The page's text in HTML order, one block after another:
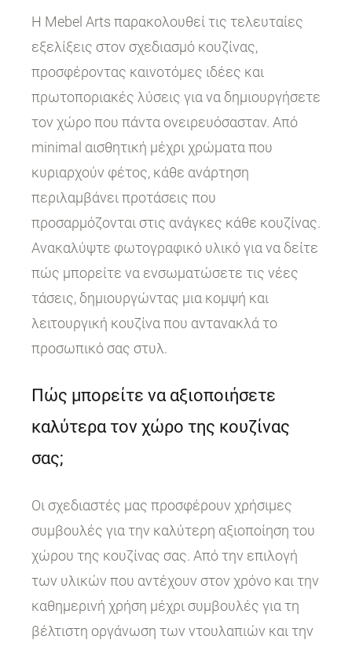
Η Mebel Arts παρακολουθεί τις τελευταίες
εξελίξεις στον σχεδιασμό κουζίνας,
προσφέροντας καινοτόμες ιδέες και
πρωτοποριακές λύσεις για να δημιουργήσετε
τον χώρο που πάντα ονειρευόσασταν. Από
minimal αισθητική μέχρι χρώματα που
κυριαρχούν φέτος, κάθε ανάρτηση
περιλαμβάνει προτάσεις που
προσαρμόζονται στις ανάγκες κάθε κουζίνας.
Ανακαλύψτε φωτογραφικό υλικό για να δείτε
πώς μπορείτε να ενσωματώσετε τις νέες
τάσεις, δημιουργώντας μια κομψή και
λειτουργική κουζίνα που αντανακλά το
προσωπικό σας στυλ.
Πώς μπορείτε να αξιοποιήσετε
καλύτερα τον χώρο της κουζίνας
σας;
Οι σχεδιαστές μας προσφέρουν χρήσιμες
συμβουλές για την καλύτερη αξιοποίηση του
χώρου της κουζίνας σας. Από την επιλογή
των υλικών που αντέχουν στον χρόνο και την
καθημερινή χρήση μέχρι συμβουλές για τη
βέλτιστη οργάνωση των ντουλαπιών και την